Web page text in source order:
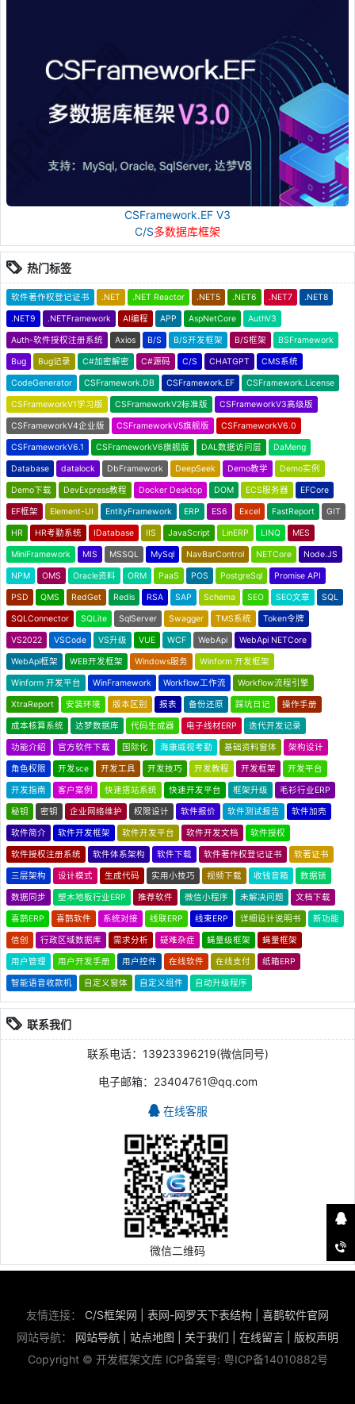
CSFramework.EF V3
C/S多数据库框架
热门标签
软件著作权登记证书 .NET .NET Reactor .NET5 .NET6 .NET7 .NET8
.NET9 .NETFramework AI编程 APP AspNetCore AuthV3
Auth-软件授权注册系统 Axios B/S B/S开发框架 B/S框架 BSFramework
Bug Bug记录 C#加密解密 C#源码 C/S CHATGPT CMS系统
CodeGenerator CSFramework.DB CSFramework.EF CSFramework.License
CSFrameworkV1学习版 CSFrameworkV2标准版 CSFrameworkV3高级版
CSFrameworkV4企业版 CSFrameworkV5旗舰版 CSFrameworkV6.0
CSFrameworkV6.1 CSFrameworkV6旗舰版 DAL数据访问层 DaMeng
Database datalock DbFramework DeepSeek Demo教学 Demo实例
Demo下载 DevExpress教程 Docker Desktop DOM ECS服务器 EFCore
EF框架 Element-UI EntityFramework ERP ES6 Excel FastReport GIT
HR HR考勤系统 IDatabase IIS JavaScript LinERP LINQ MES
MiniFramework MIS MSSQL MySql NavBarControl NETCore Node.JS
NPM OMS Oracle资料 ORM PaaS POS PostgreSql Promise API
PSD QMS RedGet Redis RSA SAP Schema SEO SEO文章 SQL
SQLConnector SQLite SqlServer Swagger TMS系统 Token令牌
VS2022 VSCode VS升级 VUE WCF WebApi WebApi NETCore
WebApi框架 WEB开发框架 Windows服务 Winform 开发框架
Winform 开发平台 WinFramework Workflow工作流 Workflow流程引擎
XtraReport 安装环境 版本区别 报表 备份还原 踩坑日记 操作手册
成本核算系统 达梦数据库 代码生成器 电子线材ERP 迭代开发记录
功能介绍 官方软件下载 国际化 海康威视考勤 基础资料窗体 架构设计
角色权限 开发sce 开发工具 开发技巧 开发教程 开发框架 开发平台
开发指南 客户案例 快速搭站系统 快速开发平台 框架升级 毛衫行业ERP
秘钥 密钥 企业网络维护 权限设计 软件报价 软件测试报告 软件加壳
软件简介 软件开发框架 软件开发平台 软件开发文档 软件授权
软件授权注册系统 软件体系架构 软件下载 软件著作权登记证书 软著证书
三层架构 设计模式 生成代码 实用小技巧 视频下载 收钱音箱 数据锁
数据同步 塑木地板行业ERP 推荐软件 微信小程序 未解决问题 文档下载
喜鹊ERP 喜鹊软件 系统对接 线联ERP 线束ERP 详细设计说明书 新功能
信创 行政区域数据库 需求分析 疑难杂症 蝇量级框架 蝇量框架
用户管理 用户开发手册 用户控件 在线软件 在线支付 纸箱ERP
智能语音收款机 自定义窗体 自定义组件 自动升级程序
联系我们
联系电话：13923396219(微信同号)
电子邮箱：23404761@qq.com
在线客服
微信二维码
友情连接： C/S框架网 表网-网罗天下表结构
喜鹊软件官网
网站导航： 网站导航 站点地图 关于我们 在线留言
版权声明
Copyright © 开发框架文库 ICP备案号: 粤ICP备14010882号